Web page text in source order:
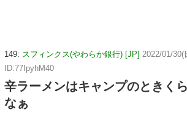
149: スフィンクス(やわらか銀行) [JP] 2022/01/30(
ID:77IpyhM40
辛ラーメンはキャンプのときく
なぁ